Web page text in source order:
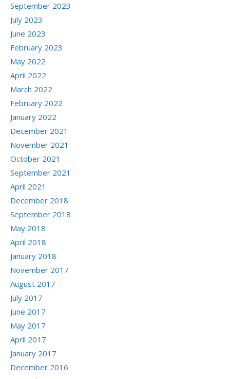
September 2023
July 2023
June 2023
February 2023
May 2022
April 2022
March 2022
February 2022
January 2022
December 2021
November 2021
October 2021
September 2021
April 2021
December 2018
September 2018
May 2018
April 2018
January 2018
November 2017
August 2017
July 2017
June 2017
May 2017
April 2017
January 2017
December 2016